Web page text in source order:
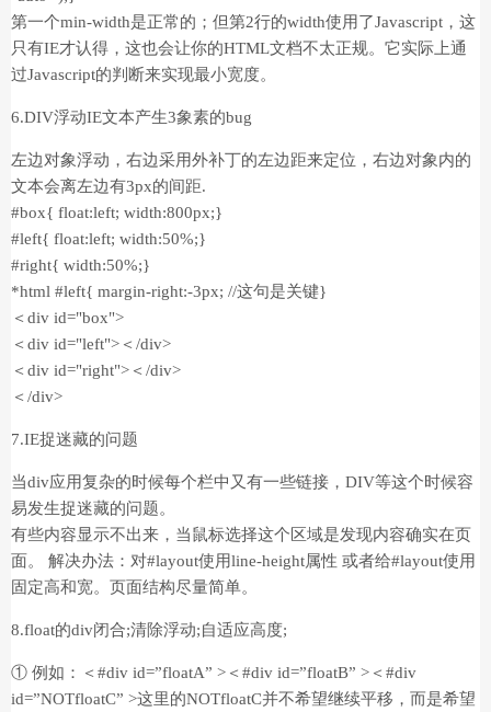
第一个min-width是正常的；但第2行的width使用了Javascript，这
只有IE才认得，这也会让你的HTML文档不太正规。它实际上通
过Javascript的判断来实现最小宽度。
6.DIV浮动IE文本产生3象素的bug
左边对象浮动，右边采用外补丁的左边距来定位，右边对象内的
文本会离左边有3px的间距.
#box{ float:left; width:800px;}
#left{ float:left; width:50%;}
#right{ width:50%;}
*html #left{ margin-right:-3px; //这句是关键}
＜div id="box">
＜div id="left">＜/div>
＜div id="right">＜/div>
＜/div>
7.IE捉迷藏的问题
当div应用复杂的时候每个栏中又有一些链接，DIV等这个时候容
易发生捉迷藏的问题。
有些内容显示不出来，当鼠标选择这个区域是发现内容确实在页
面。 解决办法：对#layout使用line-height属性 或者给#layout使用
固定高和宽。页面结构尽量简单。
8.float的div闭合;清除浮动;自适应高度;
① 例如：＜#div id=”floatA” >＜#div id=”floatB” >＜#div
id=”NOTfloatC” >这里的NOTfloatC并不希望继续平移，而是希望